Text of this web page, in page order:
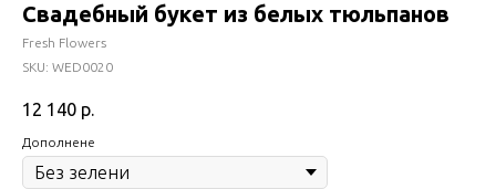
Свадебный букет из белых тюльпанов
Fresh Flowers
SKU: WED0020
12 140 р.
Дополнене